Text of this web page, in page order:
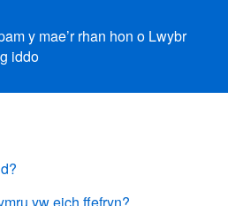
y mae’r rhan hon o Lwybr
iddo